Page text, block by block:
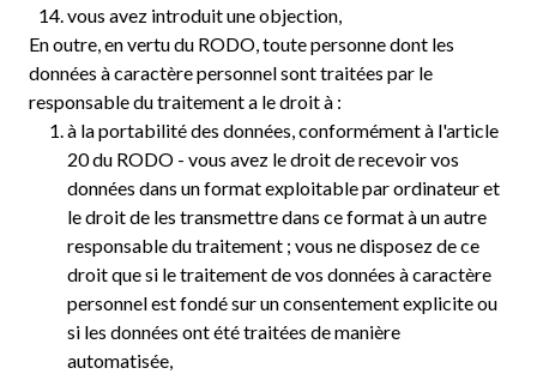
vous avez introduit une objection,
En outre, en vertu du RODO, toute personne dont les
données à caractère personnel sont traitées par le
responsable du traitement a le droit à :
à la portabilité des données, conformément à l'article
20 du RODO - vous avez le droit de recevoir vos
données dans un format exploitable par ordinateur et
le droit de les transmettre dans ce format à un autre
responsable du traitement ; vous ne disposez de ce
droit que si le traitement de vos données à caractère
personnel est fondé sur un consentement explicite ou
si les données ont été traitées de manière
automatisée,